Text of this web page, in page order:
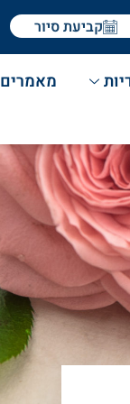
קביעת סיור
מאמרים